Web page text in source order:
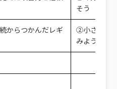
そう
からつかんだレギ
②小さな成
みよう